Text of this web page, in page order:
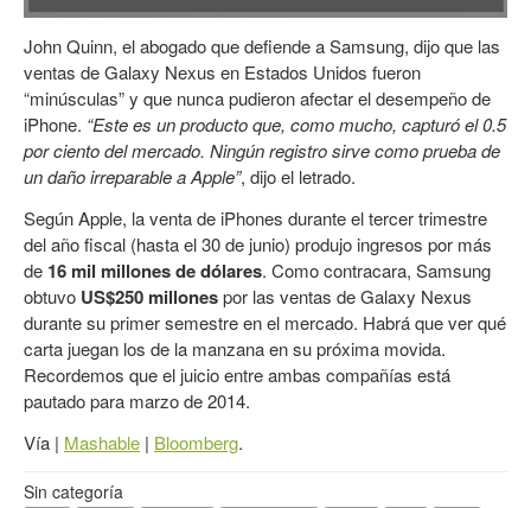
John Quinn, el abogado que defiende a Samsung, dijo que las
ventas de Galaxy Nexus en Estados Unidos fueron
“minúsculas” y que nunca pudieron afectar el desempeño de
iPhone. “Este es un producto que, como mucho, capturó el 0.5
por ciento del mercado. Ningún registro sirve como prueba de
un daño irreparable a Apple”, dijo el letrado.
Según Apple, la venta de iPhones durante el tercer trimestre
del año fiscal (hasta el 30 de junio) produjo ingresos por más
de 16 mil millones de dólares. Como contracara, Samsung
obtuvo US$250 millonespor las ventas de Galaxy Nexus
durante su primer semestre en el mercado. Habrá que ver qué
carta juegan los de la manzana en su próxima movida.
Recordemos que el juicio entre ambas compañías está
pautado para marzo de 2014.
Vía | Mashable | Bloomberg.
Sin categoría